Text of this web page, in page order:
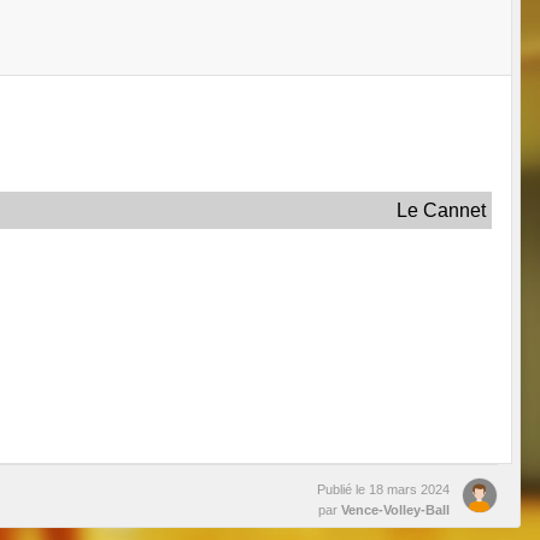
Le Cannet
Publié le 18 mars 2024
par Vence-Volley-Ball